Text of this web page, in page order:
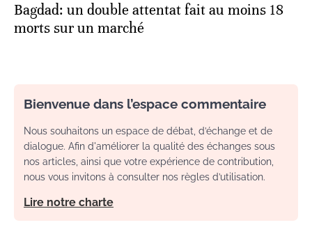
Bagdad: un double attentat fait au moins 18
morts sur un marché
Bienvenue dans l’espace commentaire
Nous souhaitons un espace de débat, d’échange et de
dialogue. Afin d'améliorer la qualité des échanges sous
nos articles, ainsi que votre expérience de contribution,
nous vous invitons à consulter nos règles d’utilisation.
Lire notre charte